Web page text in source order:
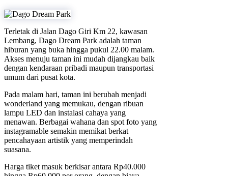
Terletak di Jalan Dago Giri Km 22, kawasan
Lembang, Dago Dream Park adalah taman
hiburan yang buka hingga pukul 22.00 malam.
Akses menuju taman ini mudah dijangkau baik
dengan kendaraan pribadi maupun transportasi
umum dari pusat kota.
Pada malam hari, taman ini berubah menjadi
wonderland yang memukau, dengan ribuan
lampu LED dan instalasi cahaya yang
menawan. Berbagai wahana dan spot foto yang
instagramable semakin memikat berkat
pencahayaan artistik yang memperindah
suasana.
Harga tiket masuk berkisar antara Rp40.000